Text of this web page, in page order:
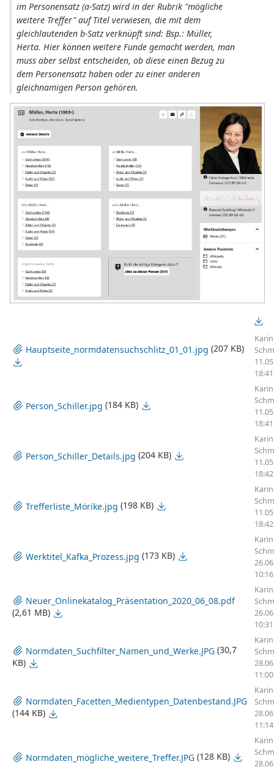
im Personensatz (a-Satz) wird in der Rubrik "mögliche
weitere Treffer" auf Titel verwiesen, die mit dem
gleichlautenden b-Satz verknüpft sind: Bsp.: Müller,
Herta. Hier können weitere Funde gemacht werden, man
muss aber selbst entscheiden, ob diese einen Bezug zu
dem Personensatz haben oder zu einer anderen
gleichnamigen Person gehören.
Hauptseite_normdatensuchschlitz_01_01.jpg (207 KB)
Karin
18:41
Person_Schiller.jpg (184 KB)
Karin
18:41
Person_Schiller_Details.jpg (204 KB)
Karin
18:42
Trefferliste_Mörike.jpg (198 KB)
Karin
18:42
Werktitel_Kafka_Prozess.jpg (173 KB)
Karin
10:16
Neuer_Onlinekatalog_Präsentation_2020_06_08.pdf
(2,61 MB)
Karin
10:31
Normdaten_Suchfilter_Namen_und_Werke.JPG (30,7
KB)
Karin
11:00
Normdaten_Facetten_Medientypen_Datenbestand.JPG
(144 KB)
Karin
11:14
Normdaten_mögliche_weitere_Treffer.JPG (128 KB)
Karin